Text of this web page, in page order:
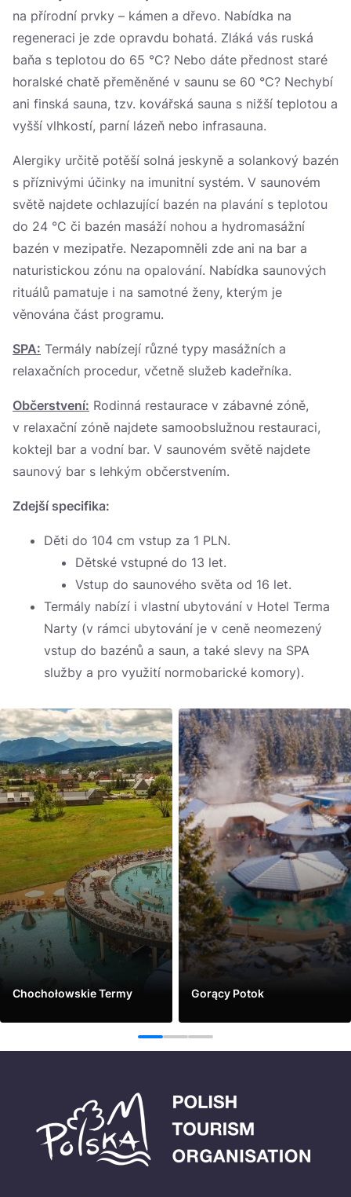
na přírodní prvky – kámen a dřevo. Nabídka na
regeneraci je zde opravdu bohatá. Zláká vás ruská
baňa s teplotou do 65 °C? Nebo dáte přednost staré
horalské chatě přeměněné v saunu se 60 °C? Nechybí
ani finská sauna, tzv. kovářská sauna s nižší teplotou a
vyšší vlhkostí, parní lázeň nebo infrasauna.
Alergiky určitě potěší solná jeskyně a solankový bazén
s příznivými účinky na imunitní systém. V saunovém
světě najdete ochlazující bazén na plavání s teplotou
do 24 °C či bazén masáží nohou a hydromasážní
bazén v mezipatře. Nezapomněli zde ani na bar a
naturistickou zónu na opalování. Nabídka saunových
rituálů pamatuje i na samotné ženy, kterým je
věnována část programu.
SPA: Termály nabízejí různé typy masážních a
relaxačních procedur, včetně služeb kadeřníka.
Občerstvení: Rodinná restaurace v zábavné zóně,
v relaxační zóně najdete samoobslužnou restauraci,
koktejl bar a vodní bar. V saunovém světě najdete
saunový bar s lehkým občerstvením.
Zdejší specifika:
Děti do 104 cm vstup za 1 PLN.
Dětské vstupné do 13 let.
Vstup do saunového světa od 16 let.
Termály nabízí i vlastní ubytování v Hotel Terma
Narty (v rámci ubytování je v ceně neomezený
vstup do bazénů a saun, a také slevy na SPA
služby a pro využití normobarické komory).
Chochołowskie Termy
Vidět víc
Gorący Potok
Vidět víc
1 2 3